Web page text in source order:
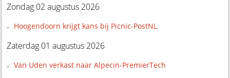
Zondag 02 augustus 2026
Hoogendoorn krijgt kans bij Picnic-PostNL
Zaterdag 01 augustus 2026
Van Uden verkast naar Alpecin-PremierTech